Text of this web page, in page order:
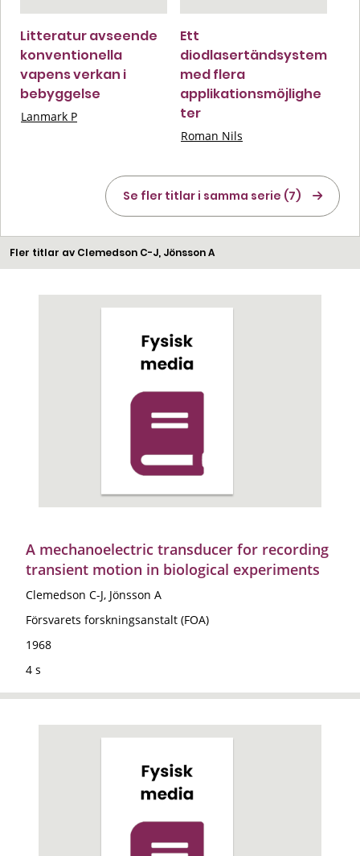
Litteratur avseende
konventionella
vapens verkan i
bebyggelse
Lanmark P
Ett
diodlasertändsystem
med flera
applikationsmöjlighe
ter
Roman Nils
Se fler titlar i samma serie (7)
Fler titlar av Clemedson C-J, Jönsson A
A mechanoelectric transducer for recording
transient motion in biological experiments
Clemedson C-J, Jönsson A
Försvarets forskningsanstalt (FOA)
1968
4 s